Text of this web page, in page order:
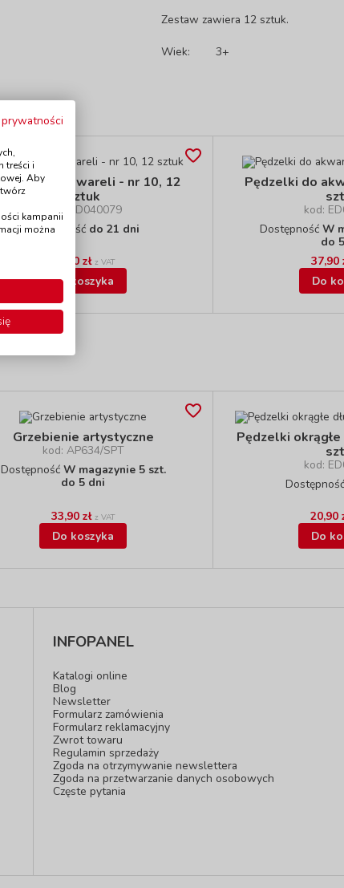
Zestaw zawiera 12 sztuk.
Wiek: 3+
do akwareli - nr 10, 12
sztuk
kod: ED040079
Dostępność do 21 dni
29,90 zł z VAT
Do koszyka
Pędzelki do
kod:
DostępnośćW
do
37,90
Do
Grzebienie artystyczne
kod: AP634/SPT
Dostępność W magazynie 5 szt.
do 5 dni
33,90 zł z VAT
Do koszyka
Pędzelki
kod:
Dostępność
20,90
Do
INFOPANEL
Katalogi online
Blog
Newsletter
Formularz zamówienia
Formularz reklamacyjny
Zwrot towaru
Regulamin sprzedaży
Zgoda na otrzymywanie newslettera
Zgoda na przetwarzanie danych osobowych
Częste pytania
treści i
Aby
kampanii
można